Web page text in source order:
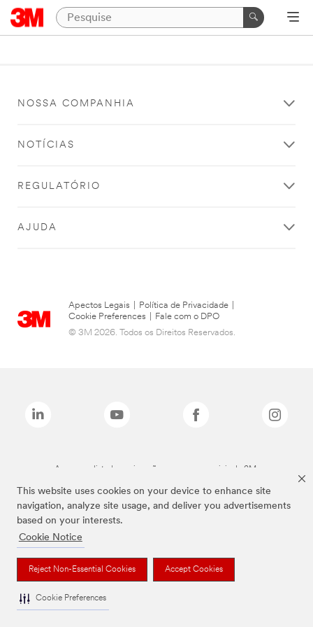
This website uses cookies on your device to enhance site
navigation, analyze site usage, and deliver you advertisements
based on your interests.
Cookie Notice
Reject Non-Essential Cookies Accept Cookies
Cookie Preferences
NOSSA COMPANHIA
NOTÍCIAS
REGULATÓRIO
AJUDA
Apectos Legais Política de Privacidade
Cookie Preferences
Fale com o DPO
© 3M 2026. Todos os Direitos Reservados.
As marcas listadas a cima são marcas comerciais da 3M.